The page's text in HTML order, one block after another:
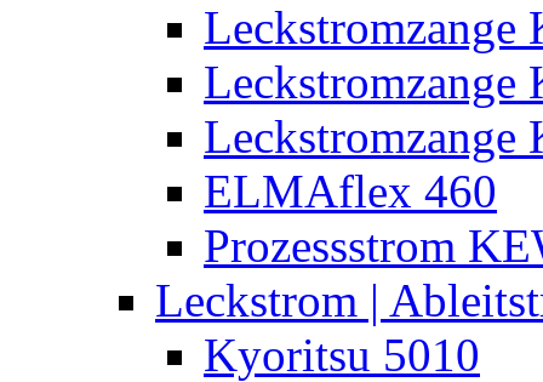
Leckstromzange
Leckstromzange
Leckstromzange
ELMAflex 460
Prozessstrom
Leckstrom |
Kyoritsu 5010